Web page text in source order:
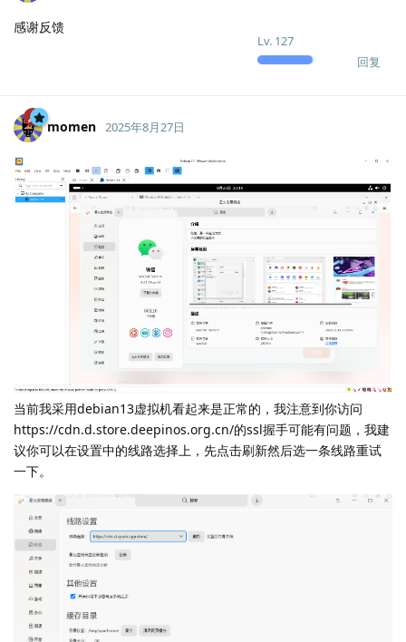
Lv. 127
感谢反馈
回复
momen
Lv.127
2025年8月27日
当前我采用debian13虚拟机看起来是正常的，我注意到你访问
https://cdn.d.store.deepinos.org.cn/的ssl握手可能有问题，我建
议你可以在设置中的线路选择上，先点击刷新然后选一条线路重试
一下。